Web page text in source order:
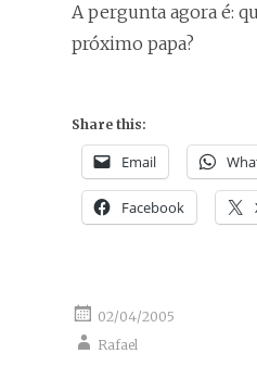
A pergunta agora é:
próximo papa?
Share this:
Email
Facebook
02/04/2005
Rafael